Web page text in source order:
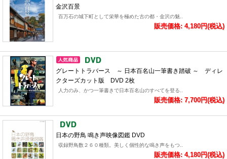
金沢百景
百万石の城下町として栄華を極めた古の都・金沢の魅..
販売価格: 4,180円(税込)
グレートトラバース ～ 日本百名山一筆書き踏破 ～ ディレ
クターズカット版 DVD 2枚
人力のみ、かつ一筆書きで日本百名山のすべてを登る..
販売価格: 7,700円(税込)
日本の野鳥 鳴き声映像図鑑 DVD
収録野鳥数２６０種類。美しく個性的な鳴き声をもつ..
販売価格: 4,180円(税込)